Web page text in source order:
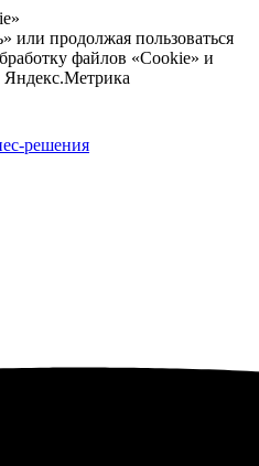
или продолжая пользоваться
файлов «Cookie» и
Яндекс.Метрика
решения